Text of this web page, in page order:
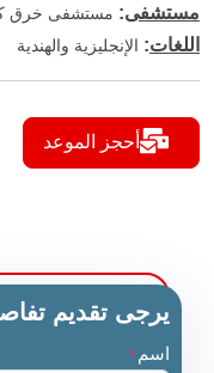
مستشفى: مستشفى خرق
اللغات: الإنجليزية والهندية
أحجز الموعد
يرجى تقديم
اسم *